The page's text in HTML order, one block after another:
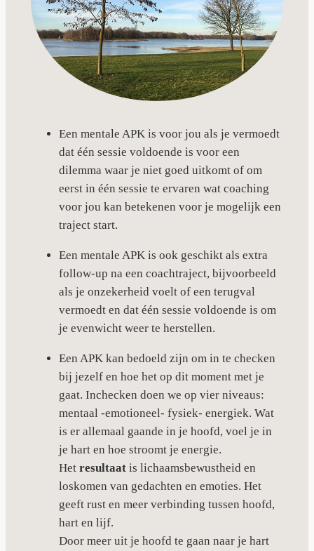
Een mentale APK is voor jou als je vermoedt
dat één sessie voldoende is voor een
dilemma waar je niet goed uitkomt of om
eerst in één sessie te ervaren wat coaching
voor jou kan betekenen voor je mogelijk een
traject start.
Een mentale APK is ook geschikt als extra
follow-up na een coachtraject, bijvoorbeeld
als je onzekerheid voelt of een terugval
vermoedt en dat één sessie voldoende is om
je evenwicht weer te herstellen.
Een APK kan bedoeld zijn om in te checken
bij jezelf en hoe het op dit moment met je
gaat. Inchecken doen we op vier niveaus:
mentaal -emotioneel- fysiek- energiek. Wat
is er allemaal gaande in je hoofd, voel je in
je hart en hoe stroomt je energie.
Het resultaat is lichaamsbewustheid en
loskomen van gedachten en emoties. Het
geeft rust en meer verbinding tussen hoofd,
hart en lijf.
Door meer uit je hoofd te gaan naar je hart